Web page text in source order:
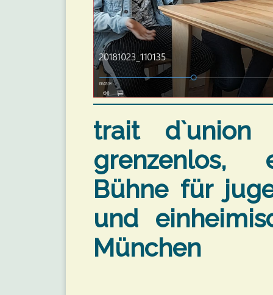
trait d`union
grenzenlos,
Bühne für
und
München